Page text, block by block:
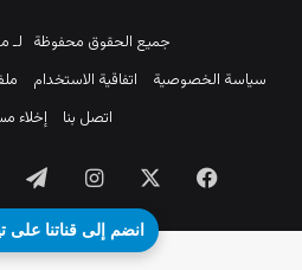
جميع الحقوق محفوظة لـ
سياسة الخصوصية
اتفاقية الاستخدام
اتصل بنا
إخلاء
فيسبوك انستقرام
انضم إلى قناتنا على